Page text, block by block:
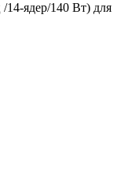
ядер/140 Вт) для